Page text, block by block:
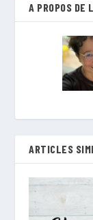
A PROPOS DE
ARTICLES